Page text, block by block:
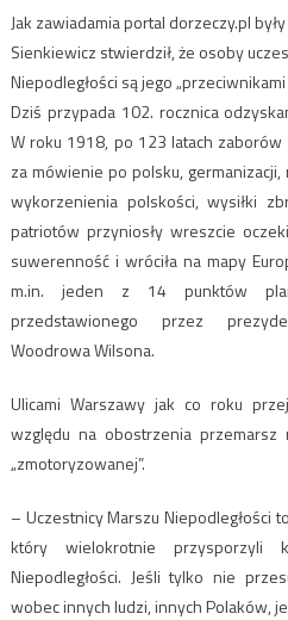
Jak zawiadamia portal dorzeczy.pl
Sienkiewicz stwierdził, że osoby
Niepodległości są jego
Dziś przypada 102. rocznica
W roku 1918, po 123 latach
za mówienie po polsku,
wykorzenienia polskości, wysiłki
patriotów przyniosły wreszcie
suwerenność i wróciła na mapy
m.in. jeden z 14 punktów
przedstawionego przez
Woodrowa Wilsona.
Ulicami Warszawy jak co roku
względu na obostrzenia
„zmotoryzowanej”.
– Uczestnicy Marszu Niepodległości
który wielokrotnie przysporzyli
Niepodległości. Jeśli tylko nie
wobec innych ludzi, innych Polaków,